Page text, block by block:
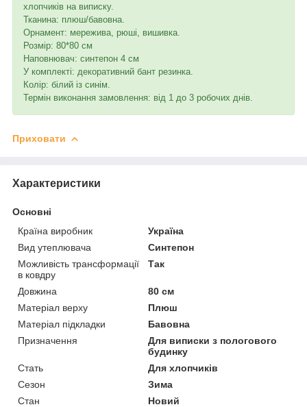
хлопчиків на виписку.
Тканина: плюш/бавовна.
Орнамент: мережива, рюші, вишивка.
Розмір: 80*80 см
Наповнювач: синтепон 4 см
У комплекті: декоративний бант резинка.
Колір: білий із синім.
Термін виконання замовлення: від 1 до 3 робочих днів.
Приховати
Характеристики
Основні
Країна виробник
Україна
Вид утеплювача
Синтепон
Можливість трансформації
в ковдру
Так
Довжина
80 см
Матеріал верху
Плюш
Матеріал підкладки
Бавовна
Призначення
Для виписки з пологового
будинку
Стать
Для хлопчиків
Сезон
Зима
Стан
Новий